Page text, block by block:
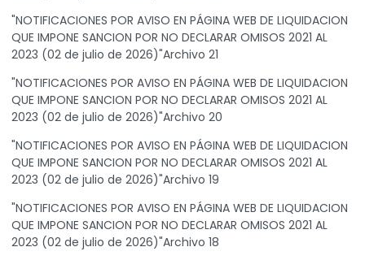
"NOTIFICACIONES POR AVISO EN PÁGINA WEB DE LIQUIDACION
QUE IMPONE SANCION POR NO DECLARAR OMISOS 2021 AL
2023 (02 de julio de 2026)"Archivo 21
"NOTIFICACIONES POR AVISO EN PÁGINA WEB DE LIQUIDACION
QUE IMPONE SANCION POR NO DECLARAR OMISOS 2021 AL
2023 (02 de julio de 2026)"Archivo 20
"NOTIFICACIONES POR AVISO EN PÁGINA WEB DE LIQUIDACION
QUE IMPONE SANCION POR NO DECLARAR OMISOS 2021 AL
2023 (02 de julio de 2026)"Archivo 19
"NOTIFICACIONES POR AVISO EN PÁGINA WEB DE LIQUIDACION
QUE IMPONE SANCION POR NO DECLARAR OMISOS 2021 AL
2023 (02 de julio de 2026)"Archivo 18